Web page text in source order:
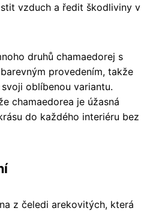
vzduch a ředit škodliviny v
druhů chamaedorej s
provedením, takže
oblíbenou variantu.
chamaedorea je úžasná
do každého interiéru bez
z čeledi arekovitých, která